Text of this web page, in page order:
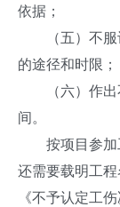
依据；
（五）不服
的途径和时限；
（六）作出
间。
按项目参加工
还需要载明工程
《不予认定工